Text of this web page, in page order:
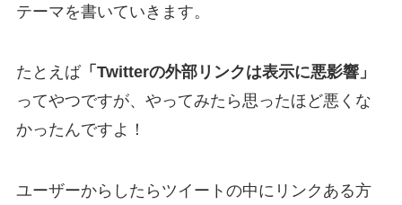
テーマを書いていきます。
たとえば「Twitterの外部リンクは表示に悪影響」
ってやつですが、やってみたら思ったほど悪くな
かったんですよ！
ユーザーからしたらツイートの中にリンクある方